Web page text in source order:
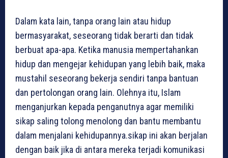
Dalam kata lain, tanpa orang lain atau hidup
bermasyarakat, seseorang tidak berarti dan tidak
berbuat apa-apa. Ketika manusia mempertahankan
hidup dan mengejar kehidupan yang lebih baik, maka
mustahil seseorang bekerja sendiri tanpa bantuan
dan pertolongan orang lain. Olehnya itu, Islam
menganjurkan kepada penganutnya agar memiliki
sikap saling tolong menolong dan bantu membantu
dalam menjalani kehidupannya.sikap ini akan berjalan
dengan baik jika di antara mereka terjadi komunikasi